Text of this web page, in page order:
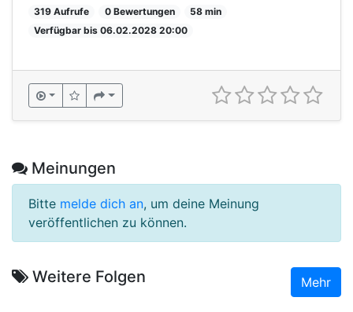
319 Aufrufe 0 Bewertungen
58 min
Verfügbar bis 06.02.2028 20:00
Meinungen
Bitte melde dich an, um deine Meinung
veröffentlichen zu können.
Weitere Folgen Mehr